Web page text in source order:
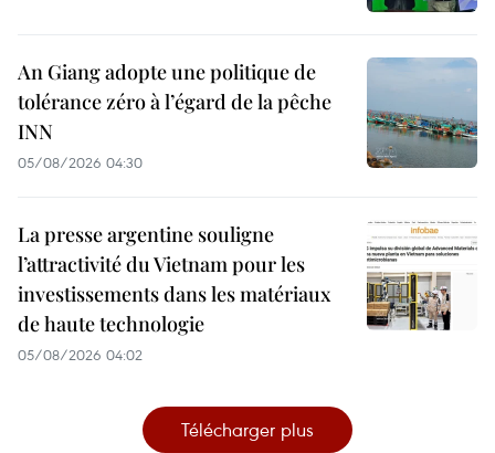
An Giang adopte une politique de
tolérance zéro à l’égard de la pêche
INN
05/08/2026 04:30
La presse argentine souligne
l’attractivité du Vietnam pour les
investissements dans les matériaux
de haute technologie
05/08/2026 04:02
Télécharger plus